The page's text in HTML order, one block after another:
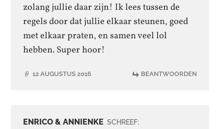
zolang jullie daar zijn! Ik lees tussen de
regels door dat jullie elkaar steunen, goed
met elkaar praten, en samen veel lol
hebben. Super hoor!
12 AUGUSTUS 2016 BEANTWOORDEN
ENRICO & ANNIENKE SCHREEF: